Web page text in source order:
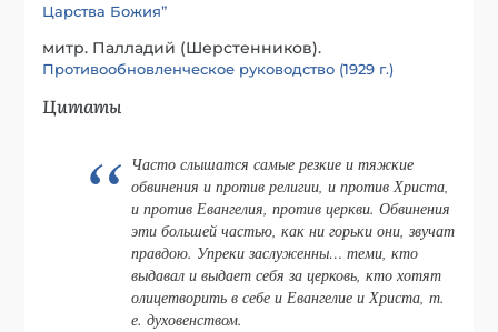
Царства Божия”
митр. Палладий (Шерстенников).
Противообновленческое руководство (1929 г.)
Цитаты
Часто слышатся самые резкие и тяжкие
обвинения и против религии, и против Христа,
и против Евангелия, против церкви. Обвинения
эти большей частью, как ни горьки они, звучат
правдою. Упреки заслуженны… теми, кто
выдавал и выдает себя за церковь, кто хотят
олицетворить в себе и Евангелие и Христа, т.
е. духовенством.